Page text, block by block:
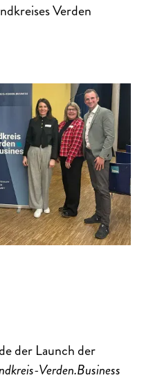
Verden
der Launch der
Verden.Business